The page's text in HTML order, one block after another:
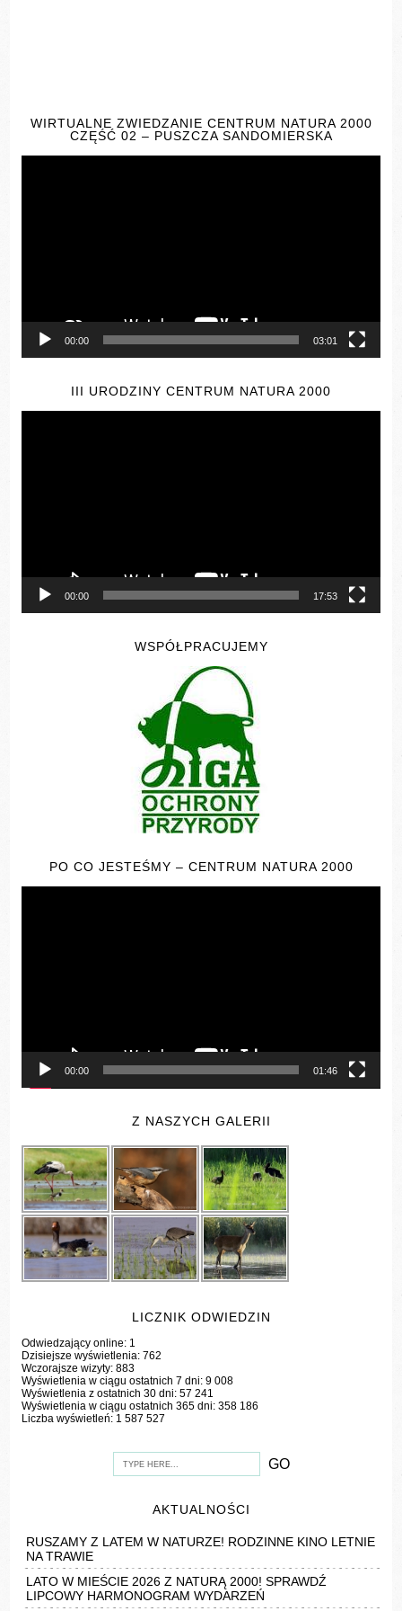
WIRTUALNE ZWIEDZANIE CENTRUM NATURA 2000
CZĘŚĆ 02 – PUSZCZA SANDOMIERSKA
00:00 03:01
III URODZINY CENTRUM NATURA 2000
00:00 17:53
WSPÓŁPRACUJEMY
PO CO JESTEŚMY – CENTRUM NATURA 2000
00:00 01:46
Z NASZYCH GALERII
LICZNIK ODWIEDZIN
Odwiedzający online: 1
Dzisiejsze wyświetlenia:762
Wczorajsze wizyty:883
Wyświetlenia w ciągu ostatnich 7 dni:9 008
Wyświetlenia z ostatnich 30 dni:57 241
Wyświetlenia w ciągu ostatnich 365 dni:358 186
Liczba wyświetleń: 1 587 527
AKTUALNOŚCI
RUSZAMY Z LATEM W NATURZE! RODZINNE KINO LETNIE
NA TRAWIE
LATO W MIEŚCIE 2026 Z NATURĄ 2000! SPRAWDŹ
LIPCOWY HARMONOGRAM WYDARZEŃ